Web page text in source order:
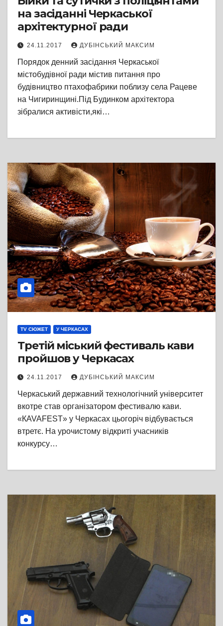
на засіданні Черкаської
архітектурної ради
24.11.2017 ДУБІНСЬКИЙ МАКСИМ
Порядок денний засідання Черкаської
містобудівної ради містив питання про
будівництво птахофабрики поблизу села Рацеве
на Чигиринщині.Під Будинком архітектора
зібралися активісти,які…
TV СЮЖЕТ У ЧЕРКАСАХ
Третій міський фестиваль кави
пройшов у Черкасах
24.11.2017 ДУБІНСЬКИЙ МАКСИМ
Черкаський державний технологічний університет
вкотре став організатором фестивалю кави.
«КAVAFEST» у Черкасах цьогоріч відбувається
втретє. На урочистому відкриті учасників
конкурсу…